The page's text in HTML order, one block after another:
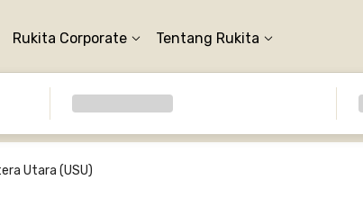
Rukita Corporate Tentang Rukita
Utara (USU)